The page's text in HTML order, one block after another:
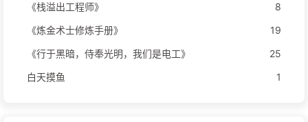
《栈溢出工程师》
8
《炼金术士修炼手册》
19
《行于黑暗，侍奉光明，我们是电工》
25
白天摸鱼
1